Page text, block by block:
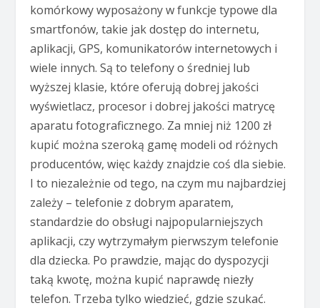
komórkowy wyposażony w funkcje typowe dla
smartfonów, takie jak dostęp do internetu,
aplikacji, GPS, komunikatorów internetowych i
wiele innych. Są to telefony o średniej lub
wyższej klasie, które oferują dobrej jakości
wyświetlacz, procesor i dobrej jakości matrycę
aparatu fotograficznego. Za mniej niż 1200 zł
kupić można szeroką gamę modeli od różnych
producentów, więc każdy znajdzie coś dla siebie.
I to niezależnie od tego, na czym mu najbardziej
zależy – telefonie z dobrym aparatem,
standardzie do obsługi najpopularniejszych
aplikacji, czy wytrzymałym pierwszym telefonie
dla dziecka. Po prawdzie, mając do dyspozycji
taką kwotę, można kupić naprawdę niezły
telefon. Trzeba tylko wiedzieć, gdzie szukać.